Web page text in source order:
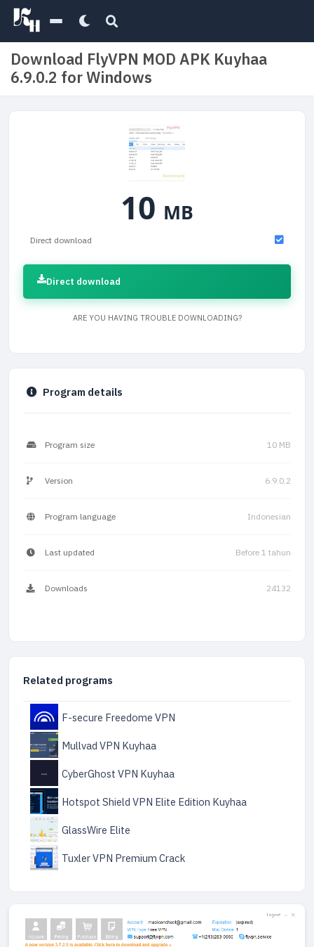
Download FlyVPN MOD APK Kuyhaa
6.9.0.2 for Windows
10 MB
Direct download
Direct download
ARE YOU HAVING TROUBLE DOWNLOADING?
Program details
Program size 10 MB
Version 6.9.0.2
Program language Indonesian
Last updated Before 1 tahun
Downloads 24132
Related programs
F-secure Freedome VPN
Mullvad VPN Kuyhaa
CyberGhost VPN Kuyhaa
Hotspot Shield VPN Elite Edition Kuyhaa
GlassWire Elite
Tuxler VPN Premium Crack